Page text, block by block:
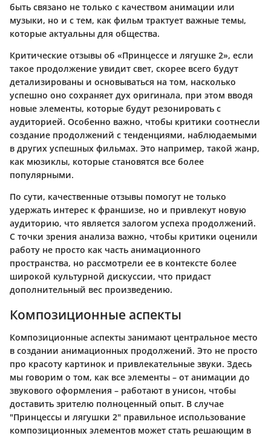
быть связано не только с качеством анимации или
музыки, но и с тем, как фильм трактует важные темы,
которые актуальны для общества.
Критические отзывы об «Принцессе и лягушке 2», если
такое продолжение увидит свет, скорее всего будут
детализированы и основываться на том, насколько
успешно оно сохраняет дух оригинала, при этом вводя
новые элементы, которые будут резонировать с
аудиторией. Особенно важно, чтобы критики соотнесли
создание продолжений с тенденциями, наблюдаемыми
в других успешных фильмах. Это например, такой жанр,
как мюзиклы, которые становятся все более
популярными.
По сути, качественные отзывы помогут не только
удержать интерес к франшизе, но и привлекут новую
аудиторию, что является залогом успеха продолжений.
С точки зрения анализа важно, чтобы критики оценили
работу не просто как часть анимационного
пространства, но рассмотрели ее в контексте более
широкой культурной дискуссии, что придаст
дополнительный вес произведению.
Композиционные аспекты
Композиционные аспекты занимают центральное место
в создании анимационных продолжений. Это не просто
про красоту картинок и привлекательные звуки. Здесь
мы говорим о том, как все элементы – от анимации до
звукового оформления – работают в унисон, чтобы
доставить зрителю полноценный опыт. В случае
"Принцессы и лягушки 2" правильное использование
композиционных элементов может стать решающим в